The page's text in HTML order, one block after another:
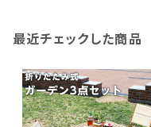
最近チェックした商品